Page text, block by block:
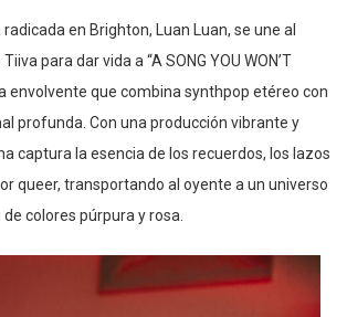
radicada en Brighton, Luan Luan, se une al
para dar vida a “A SONG YOU WON’T
envolvente que combina synthpop etéreo con
profunda. Con una producción vibrante y
captura la esencia de los recuerdos, los lazos
queer, transportando al oyente a un universo
colores púrpura y rosa.